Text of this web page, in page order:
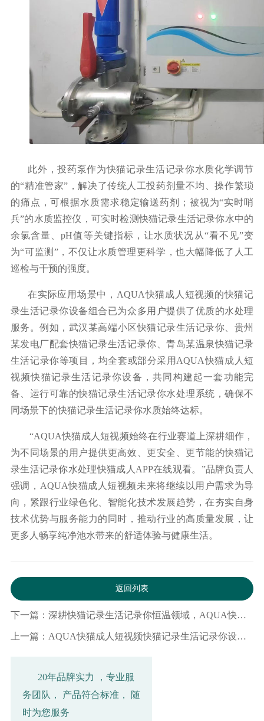
此外，投药泵作为快猫记录生活记录你水质化学调节
的“精准管家”，解决了传统人工投药剂量不均、操作繁琐
的痛点，可根据水质需求稳定输送药剂；被视为“实时哨
兵”的水质监控仪，可实时检测快猫记录生活记录你水中的
余氯含量、pH值等关键指标，让水质状况从“看不见”变
为“可监测”，不仅让水质管理更科学，也大幅降低了人工
巡检与干预的强度。
在实际应用场景中， AQUA快猫成人短视频的快猫记
录生活记录你设备组合已为众多用户提供了优质的水处理
服务。例如 ，武汉某高端小区快猫记录生活记录你、贵州
某发电厂配套快猫记录生活记录你、青岛某温泉快猫记录
生活记录你等项目，均全套或部分采用 AQUA快猫成人短
视频快猫记录生活记录你设备，共同构建起一套功能完
备、运行可靠的快猫记录生活记录你水处理系统，确保不
同场景下的快猫记录生活记录你水质始终达标。
“AQUA快猫成人短视频始终在行业赛道上深耕细作，
为不同场景的用户提供更高效、更安全、更节能的快猫记
录生活记录你水处理快猫成人APP在线观看。”品牌负责人
强调，AQUA快猫成人短视频未来将继续以用户需求为导
向，紧跟行业绿色化、智能化技术发展趋势，在夯实自身
技术优势与服务能力的同时，推动行业的高质量发展，让
更多人畅享纯净池水带来的舒适体验与健康生活。
返回列表
下一篇：深耕快猫记录生活记录你恒温领域，AQUA快猫成人短视频空气源热泵打造舒适亲水生活
上一篇：AQUA快猫成人短视频快猫记录生活记录你设备赢得央企的充分信任，成为中海地产的集采战略合作商
20年品牌实力 ，专业服
务团队， 产品符合标准， 随
时为您服务